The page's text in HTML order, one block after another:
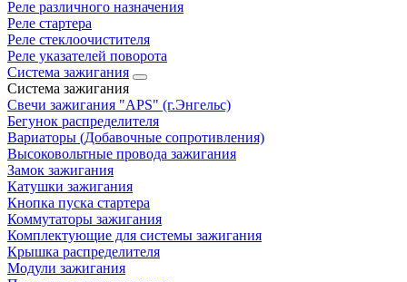
Реле различного назначения
Реле стартера
Реле стеклоочистителя
Реле указателей поворота
Система зажигания
Система зажигания
Свечи зажигания "APS" (г.Энгельс)
Бегунок распределителя
Вариаторы (Добавочные сопротивления)
Высоковольтные провода зажигания
Замок зажигания
Катушки зажигания
Кнопка пуска стартера
Коммутаторы зажигания
Комплектующие для системы зажигания
Крышка распределителя
Модули зажигания